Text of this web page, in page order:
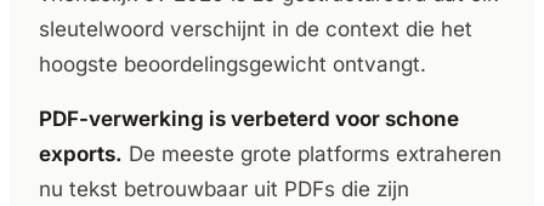
sleutelwoord verschijnt in de context die het
hoogste beoordelingsgewicht ontvangt.
PDF-verwerking is verbeterd voor schone
exports. De meeste grote platforms extraheren
nu tekst betrouwbaar uit PDFs die zijn